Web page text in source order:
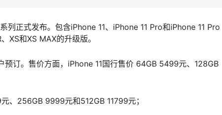
列正式发布。包含iPhone 11、iPhone 11 Pro和iPhone 11 Pro
XS和XS MAX的升级版。
预订。售价方面，iPhone 11国行售价 64GB 5499元、128GB
、256GB 9999元和512GB 11799元；